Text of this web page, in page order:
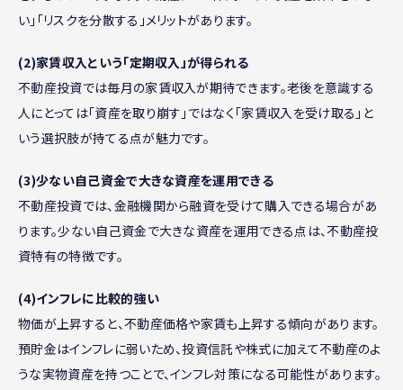
い」「リスクを分散する」メリットがあります。
(2)家賃収入という「定期収入」が得られる
不動産投資では毎月の家賃収入が期待できます。老後を意識する
人にとっては「資産を取り崩す」ではなく「家賃収入を受け取る」と
いう選択肢が持てる点が魅力です。
(3)少ない自己資金で大きな資産を運用できる
不動産投資では、金融機関から融資を受けて購入できる場合があ
ります。少ない自己資金で大きな資産を運用できる点は、不動産投
資特有の特徴です。
(4)インフレに比較的強い
物価が上昇すると、不動産価格や家賃も上昇する傾向があります。
預貯金はインフレに弱いため、投資信託や株式に加えて不動産のよ
うな実物資産を持つことで、インフレ対策になる可能性があります。